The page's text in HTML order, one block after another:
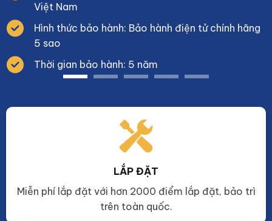
Việt Nam
Hình thức bảo hành: Bảo hành điện tử chính hãng
5 sao
Thời gian bảo hành: 5 năm
LẮP ĐẶT
Miễn phí lắp đặt với hơn 2000 điểm lắp đặt, bảo trì
trên toàn quốc.